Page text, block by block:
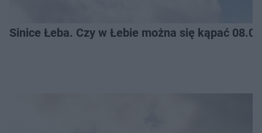
Sinice Łeba. Czy w Łebie można się kąpać